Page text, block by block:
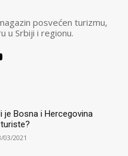
posvećen turizmu,
u Srbiji i regionu.
je Bosna i Hercegovina
03/2021